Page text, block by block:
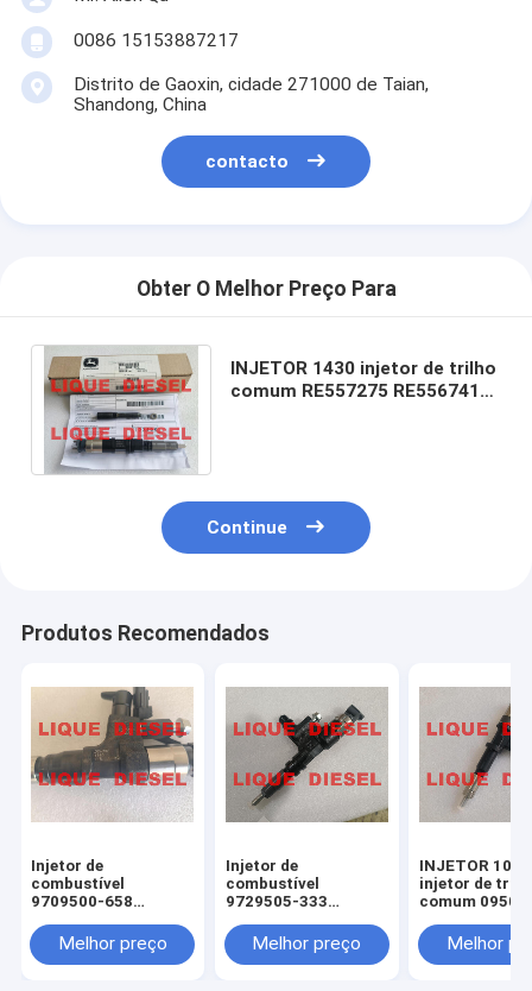
0086 15153887217
Distrito de Gaoxin, cidade 271000 de Taian,
Shandong, China
contacto
Obter O Melhor Preço Para
INJETOR 1430 injetor de trilho
comum RE557275 RE556741
Continue
Produtos Recomendados
Injetor de
combustível
9709500-658
095000-6582
095000-6581
Melhor preço
Injetor de
combustível
9729505-333
9729505-076
295050-0760 23670-
Melhor preço
INJETOR 1082
injetor de
comum
1-15300433-2
1153004332
Melhor